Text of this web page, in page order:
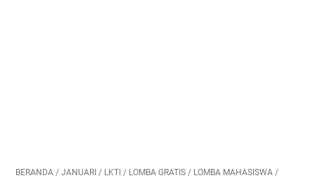
BERANDA / JANUARI / LKTI / LOMBA GRATIS / LOMBA MAHASISWA /